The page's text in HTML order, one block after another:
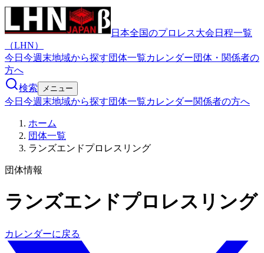
日本全国のプロレス大会日程一覧
（LHN）
今日 今週末地域から探す団体一覧カレンダー団体・関係者の
方へ
検索
メニュー
今日 今週末地域から探す団体一覧カレンダー関係者の方へ
ホーム
団体一覧
ランズエンドプロレスリング
団体情報
ランズエンドプロレスリング
カレンダーに戻る